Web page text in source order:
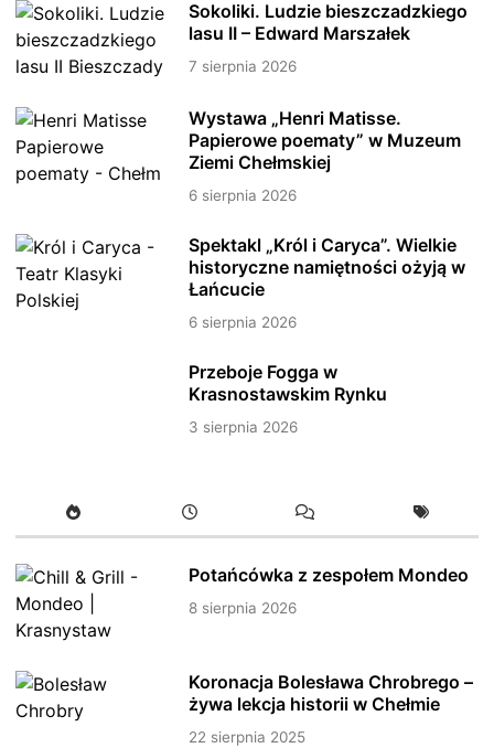
Sokoliki. Ludzie bieszczadzkiego
lasu II – Edward Marszałek
7 sierpnia 2026
Wystawa „Henri Matisse.
Papierowe poematy” w Muzeum
Ziemi Chełmskiej
6 sierpnia 2026
Spektakl „Król i Caryca”. Wielkie
historyczne namiętności ożyją w
Łańcucie
6 sierpnia 2026
Przeboje Fogga w
Krasnostawskim Rynku
3 sierpnia 2026
Potańcówka z zespołem Mondeo
8 sierpnia 2026
Koronacja Bolesława Chrobrego –
żywa lekcja historii w Chełmie
22 sierpnia 2025